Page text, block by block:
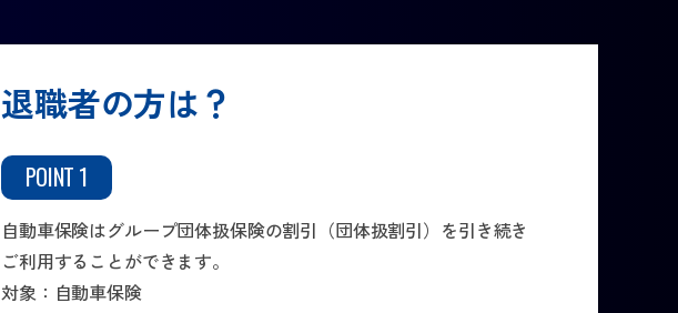
退職者の方は？
POINT 1
自動車保険はグループ団体扱保険の割引（団体扱割引）を引き続き
ご利用することができます。
対象：自動車保険